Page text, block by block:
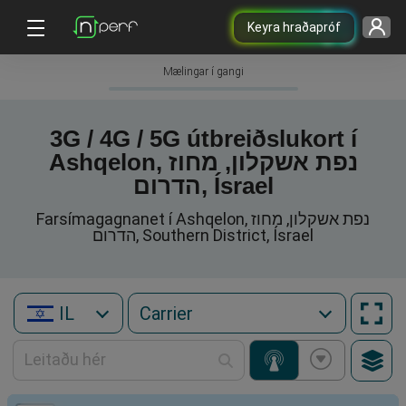
Keyra hraðapróf
Mælingar í gangi
3G / 4G / 5G útbreiðslukort í
Ashqelon, נפת אשקלון, מחוז
הדרום, Ísrael
Farsímagagnanet í Ashqelon, נפת אשקלון, מחוז
הדרום, Southern District, Ísrael
IL